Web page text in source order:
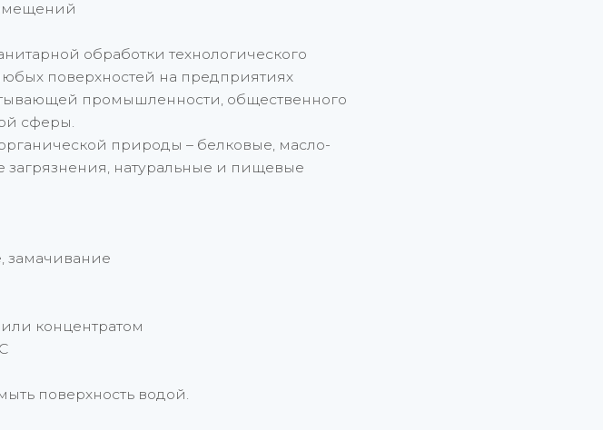
обработки технологического
поверхностей на предприятиях
промышленности, общественного
сферы.
природы – белковые, масло-
натуральные и пищевые
замачивание
концентратом
поверхность водой.